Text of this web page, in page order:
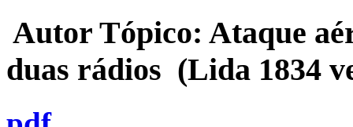
Autor Tópico: Ataque
duas rádios (Lida 1834